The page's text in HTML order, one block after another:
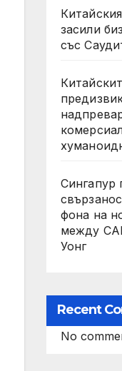
засили
със
Сингапур
фона на
между
Уонг
Recent
No